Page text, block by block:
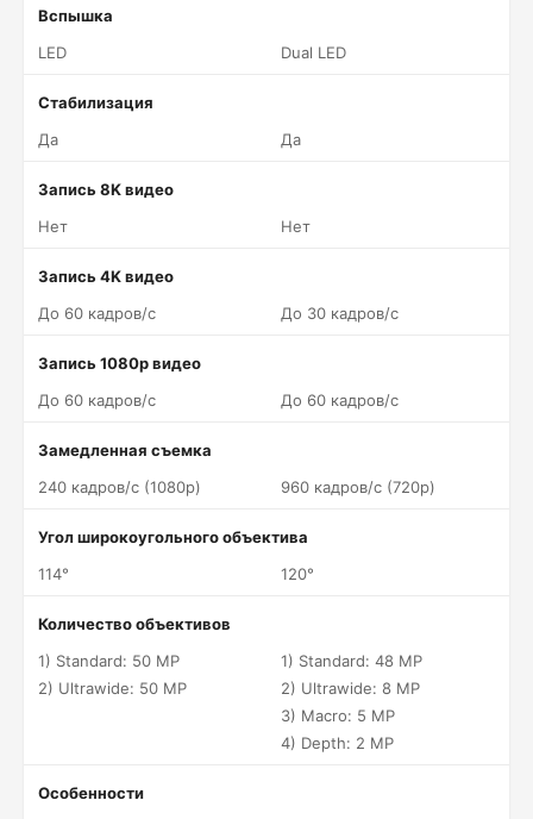
Вспышка
LED
Dual LED
Стабилизация
Да
Да
Запись 8K видео
Нет
Нет
Запись 4K видео
До 60 кадров/c
До 30 кадров/c
Запись 1080p видео
До 60 кадров/c
До 60 кадров/c
Замедленная съемка
240 кадров/c (1080p)
960 кадров/c (720p)
Угол широкоугольного объектива
114°
120°
Количество объективов
1) Standard: 50 MP
2) Ultrawide: 50 MP
1) Standard: 48 MP
2) Ultrawide: 8 MP
3) Macro: 5 MP
4) Depth: 2 MP
Особенности